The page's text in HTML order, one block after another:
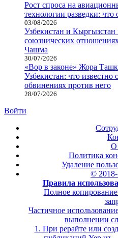
Рост спроса на
технологии разведки: что
03/08/2026
Узбекистан и
союзнических
Чашма
30/07/2026
«Вор в законе» Жора
Узбекистан: что
обвинениях против него
28/07/2026
Войти
О
Политика
Удаление
© 2018-
Правила
Полное копирование
Частичное
выполнении
1. При рерайте или